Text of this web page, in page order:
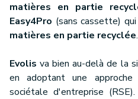
matières en partie
Easy4Pro (sans cassette)
matières en partie recyclée.
Evolis va bien au-delà de la
en adoptant une
sociétale d'entreprise